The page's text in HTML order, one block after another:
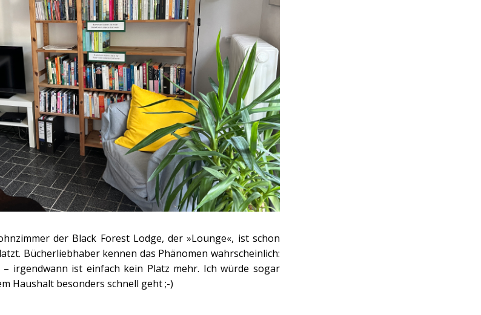
der Black Forest Lodge, der »Lounge«, ist schon
Bücherliebhaber kennen das Phänomen wahrscheinlich:
irgendwann ist einfach kein Platz mehr. Ich würde sogar
Haushalt besonders schnell geht ;-)